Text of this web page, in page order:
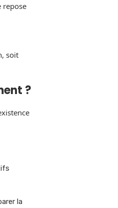
repose
soit
?
la